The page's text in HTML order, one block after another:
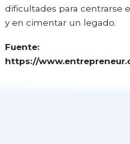
dificultades para centrarse
y en cimentar un legado.
Fuente:
https://